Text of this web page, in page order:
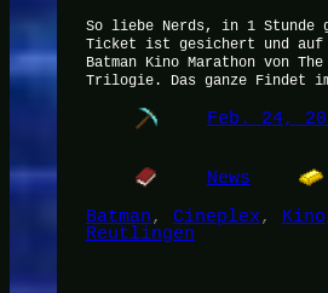
So liebe Nerds, in 1 Stunde
Ticket ist gesichert und auf
Batman Kino Marathon von
Trilogie. Das ganze Findet
Feb. 24,
News
Batman, Cineplex, Kino
Reutlingen